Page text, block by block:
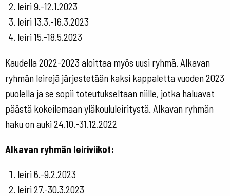
leiri 9.-12.1.2023
leiri 13.3.-16.3.2023
leiri 15.-18.5.2023
Kaudella 2022-2023 aloittaa myös uusi ryhmä. Alkavan
ryhmän leirejä järjestetään kaksi kappaletta vuoden 2023
puolella ja se sopii toteutukseltaan niille, jotka haluavat
päästä kokeilemaan yläkoululeiritystä. Alkavan ryhmän
haku on auki 24.10.-31.12.2022
Alkavan ryhmän leiriviikot:
leiri 6.-9.2.2023
leiri 27.-30.3.2023